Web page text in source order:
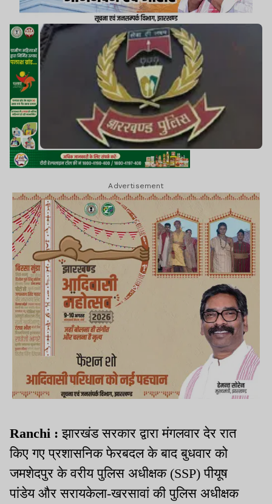
Advertisement
Ranchi :झारखंड सरकार द्वारा मंगलवार देर रात
किए गए प्रशासनिक फेरबदल के बाद बुधवार को
जमशेदपुर के वरीय पुलिस अधीक्षक (SSP) पीयूष
पांडेय और सरायकेला-खरसावां की पुलिस अधीक्षक